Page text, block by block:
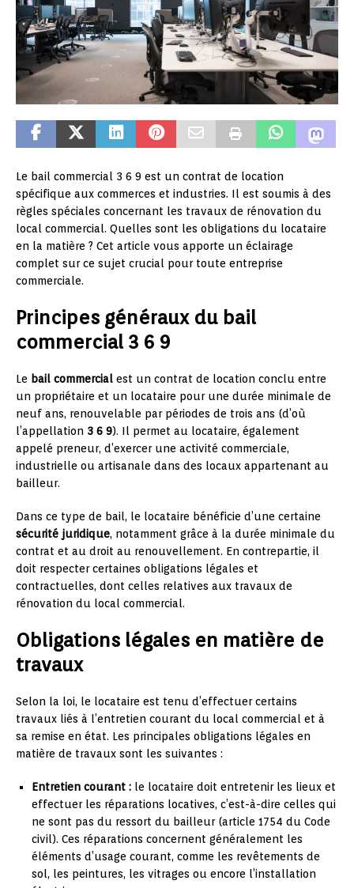
Le bail commercial 3 6 9 est un contrat de location
spécifique aux commerces et industries. Il est soumis à des
règles spéciales concernant les travaux de rénovation du
local commercial. Quelles sont les obligations du locataire
en la matière ? Cet article vous apporte un éclairage
complet sur ce sujet crucial pour toute entreprise
commerciale.
Principes généraux du bail
commercial 3 6 9
Le bail commercial est un contrat de location conclu entre
un propriétaire et un locataire pour une durée minimale de
neuf ans, renouvelable par périodes de trois ans (d’où
l’appellation 3 6 9). Il permet au locataire, également
appelé preneur, d’exercer une activité commerciale,
industrielle ou artisanale dans des locaux appartenant au
bailleur.
Dans ce type de bail, le locataire bénéficie d’une certaine
sécurité juridique, notamment grâce à la durée minimale du
contrat et au droit au renouvellement. En contrepartie, il
doit respecter certaines obligations légales et
contractuelles, dont celles relatives aux travaux de
rénovation du local commercial.
Obligations légales en matière de
travaux
Selon la loi, le locataire est tenu d’effectuer certains
travaux liés à l’entretien courant du local commercial et à
sa remise en état. Les principales obligations légales en
matière de travaux sont les suivantes :
Entretien courant : le locataire doit entretenir les lieux et
effectuer les réparations locatives, c’est-à-dire celles qui
ne sont pas du ressort du bailleur (article 1754 du Code
civil). Ces réparations concernent généralement les
éléments d’usage courant, comme les revêtements de
sol, les peintures, les vitrages ou encore l’installation